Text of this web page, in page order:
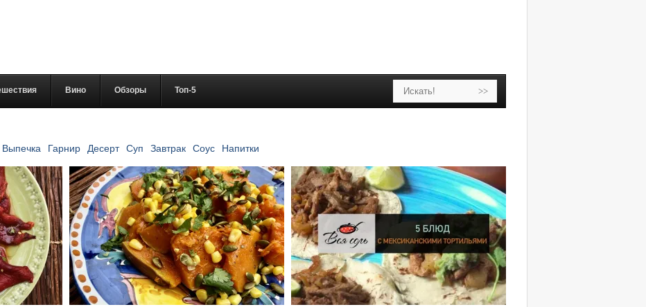
Вино Обзоры Топ-5
Выпечка Гарнир Десерт Суп Завтрак Соус Напитки